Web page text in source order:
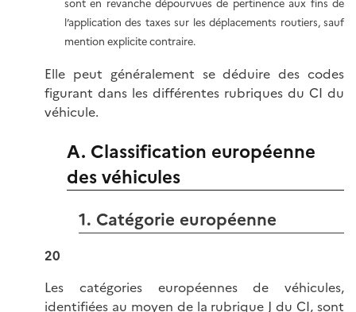
sont en revanche dépourvues de pertinence aux fins de
l’application des taxes sur les déplacements routiers, sauf
mention explicite contraire.
Elle peut généralement se déduire des codes
figurant dans les différentes rubriques du CI du
véhicule.
A. Classification européenne
des véhicules
1. Catégorie européenne
20
Les catégories européennes de véhicules,
identifiées au moyen de la rubrique J du CI, sont